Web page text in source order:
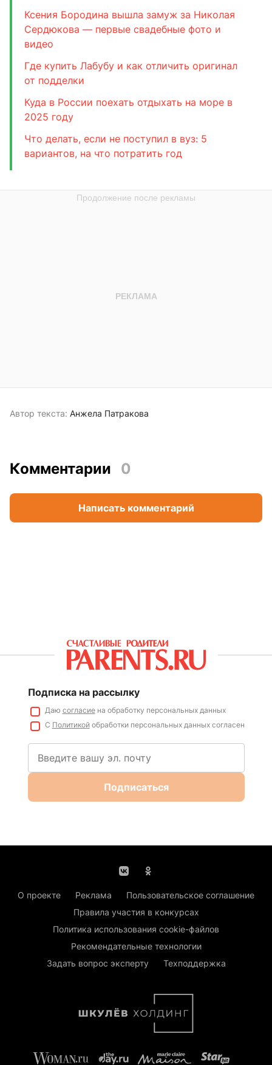
Ксения Бородина вышла замуж за Николая
Сердюкова — первые свадебные фото и
видео
Где купить Лабубу и как отличить оригинал
от подделки
Куда в России поехать отдыхать на море в
2025 году
Что делать, если не поступил в вуз: 5
вариантов, на что потратить год
Автор текста: Анжела Патракова
Комментарии 0
Написать комментарий
Подписка на рассылку
Даю согласиена обработку персональных данных
С Политикойобработки персональных данных согласен
Подписаться
О проекте Реклама
Пользовательское соглашение
Правила участия в конкурсах
Политика использования cookie-файлов
Рекомендательные технологии
Задать вопрос эксперту
Техподдержка